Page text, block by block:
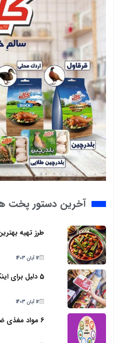
آخرین دستور پخت
طرز تهیه
12 آبان 1403
5 دلیل برای اینکه بسته بندی گوشت مهم است
12 آبان 1403
6 مواد مغذی ضروری برای بدن چیست؟